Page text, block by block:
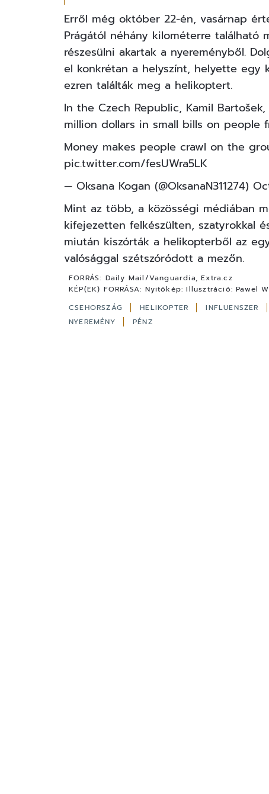
Erről még október 22-én, vasárnap
Prágától néhány kilométerre található
részesülni akartak a nyereményből.
el konkrétan a helyszínt, helyette
ezren találták meg a helikoptert.
In the Czech Republic, Kamil
million dollars in small bills on people
Money makes people crawl on the
pic.twitter.com/fesUWra5LK
— Oksana Kogan (@OksanaN311274)
Mint az több, a közösségi médiában
kifejezetten felkészülten, szatyrokkal
miután kiszórták a helikopterből az
valósággal szétszóródott a mezőn.
FORRÁS: Daily Mail/Vanguardia, Extra.cz
KÉP(EK) FORRÁSA: Nyitókép: Illusztráció: Pawel
CSEHORSZÁG
HELIKOPTER INFLUENSZER
NYEREMÉNY
PÉNZ